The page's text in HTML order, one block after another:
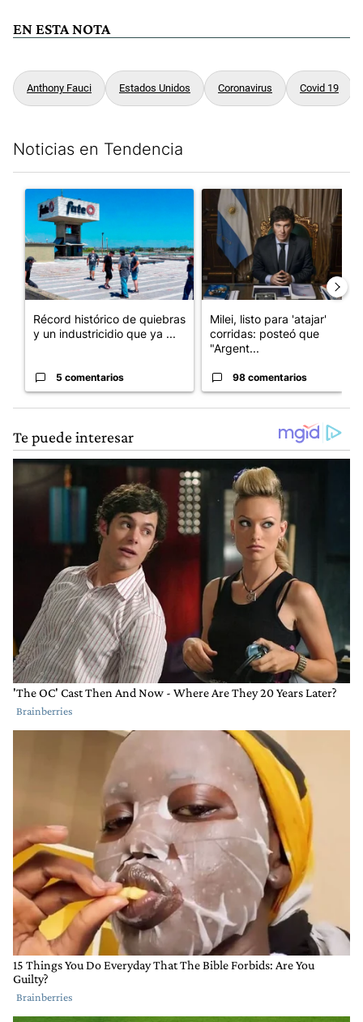
EN ESTA NOTA
Anthony Fauci Estados Unidos Coronavirus Covid 19
Noticias en Tendencia
Un artículo de tendencia con el título "Récord histórico de
Récord histórico de quiebras
y un industricidio que ya ...
5 comentarios
Un artículo de tendencia
Milei, listo para 'atajar'
corridas: posteó que
"Argent...
98 comentarios